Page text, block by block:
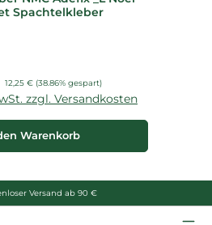
Spachtelkleber
Regulärer Preis:
12,25 € (38.86% gespart)
zzgl. Versandkosten
Warenkorb
Versand ab 90 €